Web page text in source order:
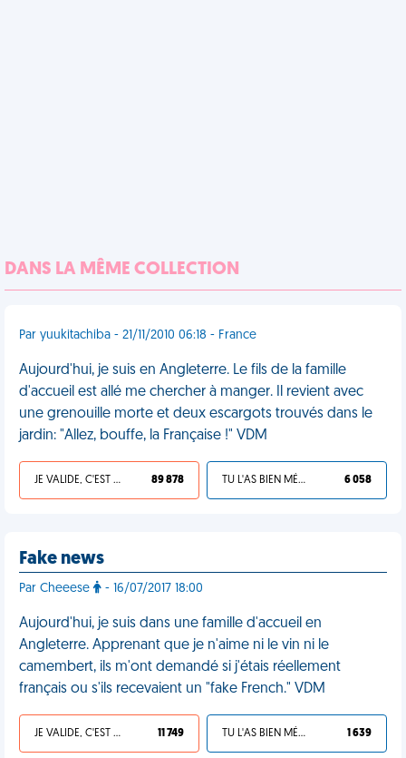
DANS LA MÊME COLLECTION
Par yuukitachiba - 21/11/2010 06:18 - France
Aujourd'hui, je suis en Angleterre. Le fils de la famille
d'accueil est allé me chercher à manger. Il revient avec
une grenouille morte et deux escargots trouvés dans le
jardin: "Allez, bouffe, la Française !" VDM
JE VALIDE, C'EST UNE VDM 89 878 TU L'AS BIEN MÉRITÉ 6 058
Fake news
Par Cheeese - 16/07/2017 18:00
Aujourd'hui, je suis dans une famille d'accueil en
Angleterre. Apprenant que je n'aime ni le vin ni le
camembert, ils m'ont demandé si j'étais réellement
français ou s'ils recevaient un "fake French." VDM
JE VALIDE, C'EST UNE VDM 11 749 TU L'AS BIEN MÉRITÉ 1 639